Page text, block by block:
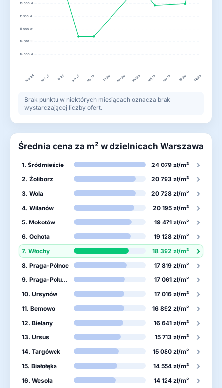
14 000 zł
14 500 zł
15 000 zł
15 500 zł
16 000 zł
wrz 25 paź 25 lis 25 gru 25 sty 26 lut 26 mar 26 kwi 26 maj 26 cze 26 lip 26 sie 26
Brak punktu w niektórych miesiącach oznacza brak
wystarczającej liczby ofert.
Średnia cena za m² w dzielnicach Warszawa
1. Śródmieście 24 079 zł/m² ›
2. Żoliborz 20 793 zł/m² ›
3. Wola 20 728 zł/m² ›
4. Wilanów 20 195 zł/m² ›
5. Mokotów 19 471 zł/m² ›
6. Ochota 19 128 zł/m² ›
7. Włochy 18 392 zł/m² ›
8. Praga-Północ 17 819 zł/m² ›
9. Praga-Południe 17 061 zł/m² ›
10. Ursynów 17 016 zł/m² ›
11. Bemowo 16 892 zł/m² ›
12. Bielany 16 641 zł/m² ›
13. Ursus 15 713 zł/m² ›
14. Targówek 15 080 zł/m² ›
15. Białołęka 14 554 zł/m² ›
16. Wesoła 14 124 zł/m² ›